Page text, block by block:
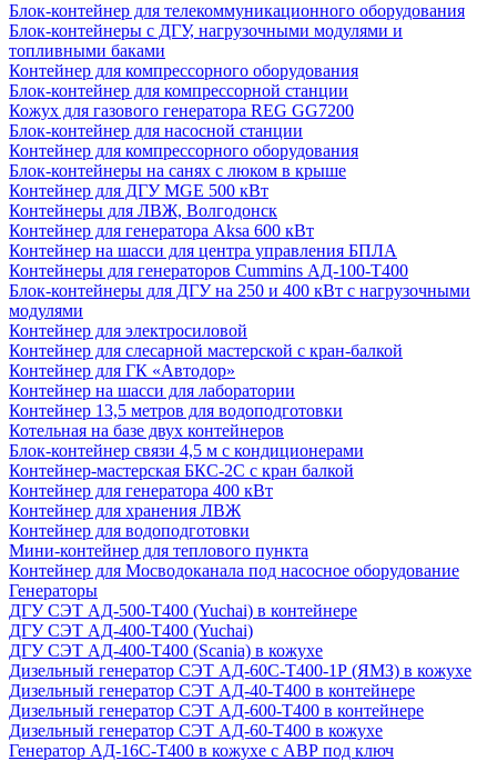
Блок-контейнер для телекоммуникационного оборудования
Блок-контейнеры с ДГУ, нагрузочными модулями и
топливными баками
Контейнер для компрессорного оборудования
Блок-контейнер для компрессорной станции
Кожух для газового генератора REG GG7200
Блок-контейнер для насосной станции
Контейнер для компрессорного оборудования
Блок-контейнеры на санях с люком в крыше
Контейнер для ДГУ MGE 500 кВт
Контейнеры для ЛВЖ, Волгодонск
Контейнер для генератора Aksa 600 кВт
Контейнер на шасси для центра управления БПЛА
Контейнеры для генераторов Cummins АД-100-Т400
Блок-контейнеры для ДГУ на 250 и 400 кВт с нагрузочными
модулями
Контейнер для электросиловой
Контейнер для слесарной мастерской с кран-балкой
Контейнер для ГК «Автодор»
Контейнер на шасси для лаборатории
Контейнер 13,5 метров для водоподготовки
Котельная на базе двух контейнеров
Блок-контейнер связи 4,5 м с кондиционерами
Контейнер-мастерская БКС-2С с кран балкой
Контейнер для генератора 400 кВт
Контейнер для хранения ЛВЖ
Контейнер для водоподготовки
Мини-контейнер для теплового пункта
Контейнер для Мосводоканала под насосное оборудование
Генераторы
ДГУ СЭТ АД-500-Т400 (Yuchai) в контейнере
ДГУ СЭТ АД-400-Т400 (Yuchai)
ДГУ СЭТ АД-400-Т400 (Scania) в кожухе
Дизельный генератор СЭТ АД-60С-Т400-1Р (ЯМЗ) в кожухе
Дизельный генератор СЭТ АД-40-Т400 в контейнере
Дизельный генератор СЭТ АД-600-Т400 в контейнере
Дизельный генератор СЭТ АД-60-Т400 в кожухе
Генератор АД-16С-Т400 в кожухе с АВР под ключ